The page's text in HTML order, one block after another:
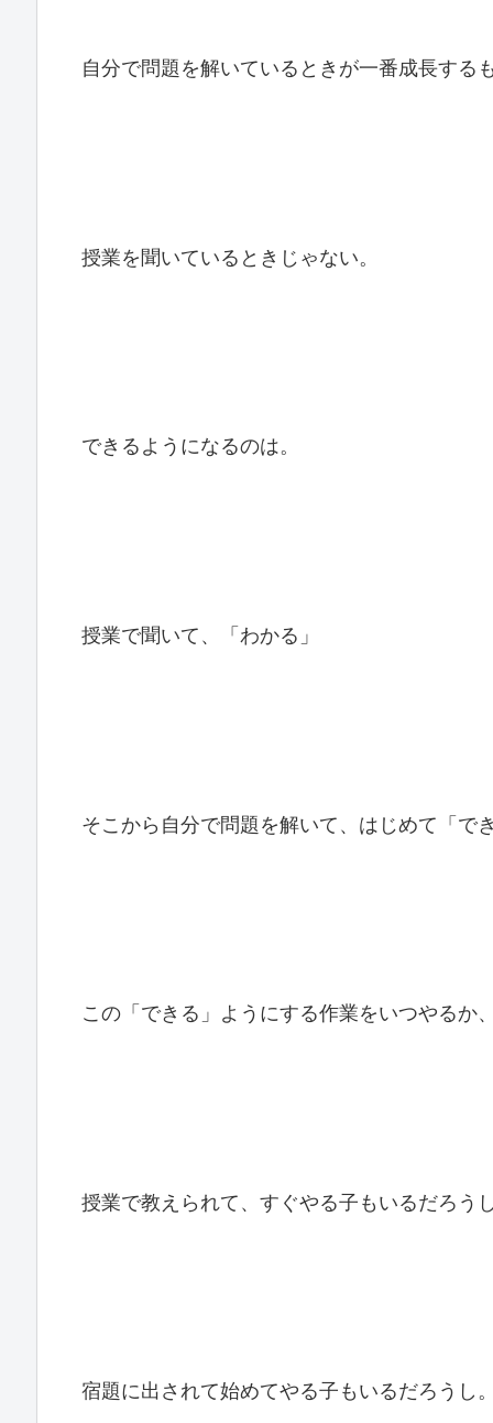
自分で問題を解いているときが一番成長する
授業を聞いているときじゃない。
できるようになるのは。
授業で聞いて、「わかる」
そこから自分で問題を解いて、はじめて「で
この「できる」ようにする作業をいつやるか
授業で教えられて、すぐやる子もいるだろうし
宿題に出されて始めてやる子もいるだろうし。